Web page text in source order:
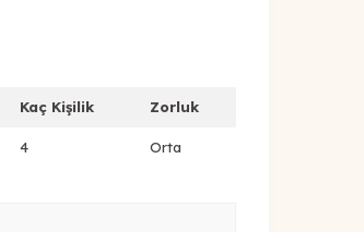
Kaç Kişilik Zorluk
4 Orta